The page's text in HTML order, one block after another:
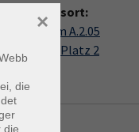
Haus, Raum A.2.05
der-Leyen-Platz 2
Krefeld
A.2.05
die
die
×